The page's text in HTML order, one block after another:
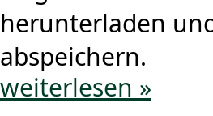
herunterladen
abspeichern.
weiterlesen »